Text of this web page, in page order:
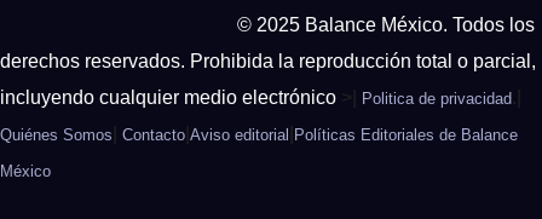
© 2025 Balance México. Todos los
derechos reservados. Prohibida la reproducción total o parcial,
incluyendo cualquier medio electrónico >| Politica de privacidad.|
Quiénes Somos Contacto Aviso editorial Políticas Editoriales de Balance
México